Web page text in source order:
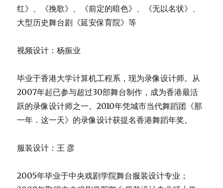
红》、《挽歌》、《前定的暗色》、《无以名状》、
大型历史舞台剧《延安保育院》等
视频设计：杨振业
毕业于香港大学计算机工程系，现为录像设计师。从
2007年起已参与超过30部舞台制作，成为香港最活
跃的录像设计师之一。2010年凭城市当代舞蹈团《那
一年．这一天》的录像设计获提名香港舞蹈年奖。
服装设计：王 彦
2005年毕业于中央戏剧学院舞台服装设计专业；